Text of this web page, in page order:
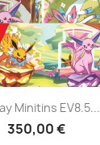
Minitins EV8.5...
350,00 €